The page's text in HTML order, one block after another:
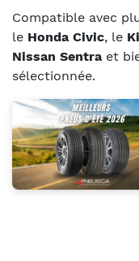
Compatible avec
le Honda Civic, le
Nissan Sentraet
sélectionnée.